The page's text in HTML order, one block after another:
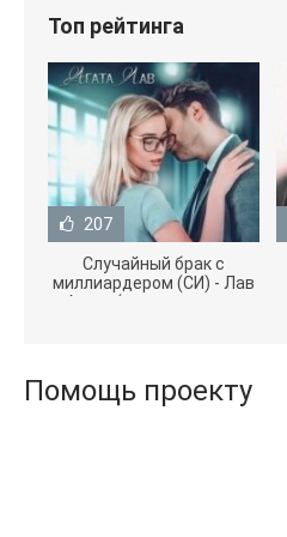
Топ рейтинга
207
Случайный брак с
миллиардером (СИ) - Лав
Агата (полная версия
Помощь проекту